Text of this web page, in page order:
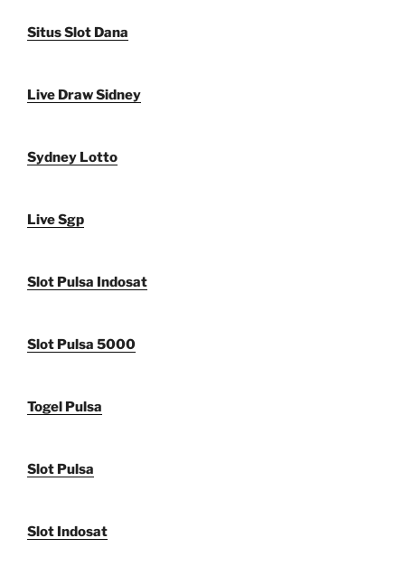
Situs Slot Dana
Live Draw Sidney
Sydney Lotto
Live Sgp
Slot Pulsa Indosat
Slot Pulsa 5000
Togel Pulsa
Slot Pulsa
Slot Indosat